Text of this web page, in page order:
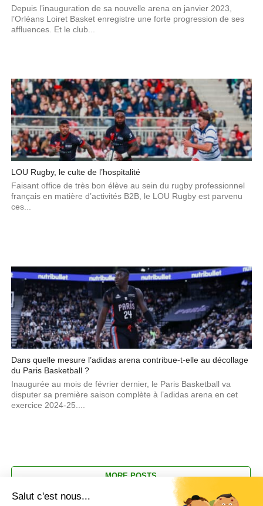
Depuis l’inauguration de sa nouvelle arena en janvier 2023,
l’Orléans Loiret Basket enregistre une forte progression de ses
affluences. Et le club...
LOU Rugby, le culte de l’hospitalité
Faisant office de très bon élève au sein du rugby professionnel
français en matière d’activités B2B, le LOU Rugby est parvenu
ces...
Dans quelle mesure l’adidas arena contribue-t-elle au décollage
du Paris Basketball ?
Inaugurée au mois de février dernier, le Paris Basketball va
disputer sa première saison complète à l’adidas arena en cet
exercice 2024-25....
MORE POSTS